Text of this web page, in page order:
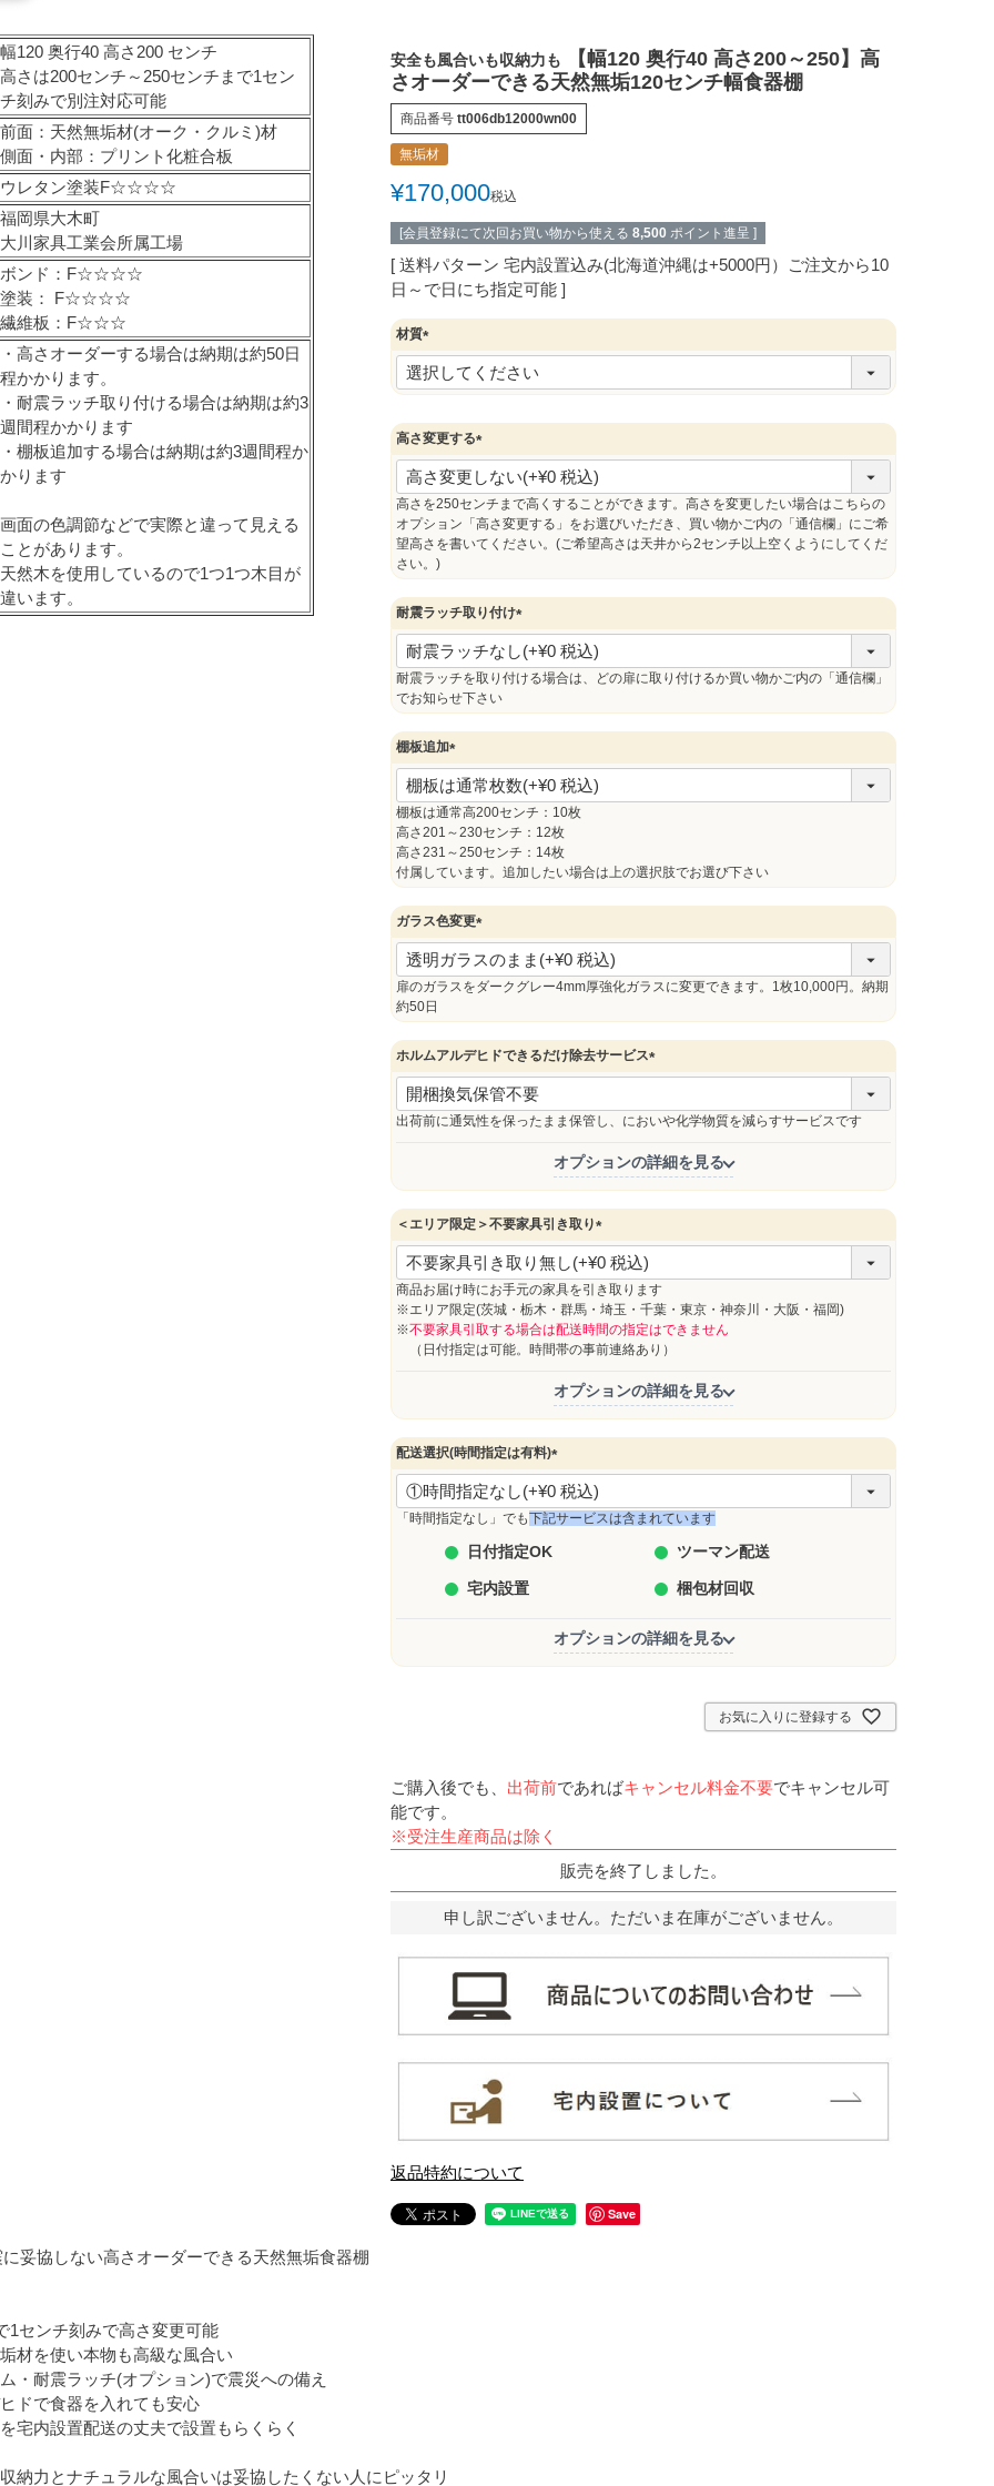
幅120 奥行40 高さ200 センチ
高さは200センチ～250センチまで1セン
チ刻みで別注対応可能
前面：天然無垢材(オーク・クルミ)材
側面・内部：プリント化粧合板
ウレタン塗装F☆☆☆☆
福岡県大木町
大川家具工業会所属工場
ボンド：F☆☆☆☆
塗装： F☆☆☆☆
繊維板：F☆☆☆
・高さオーダーする場合は納期は約50日
程かかります。
・耐震ラッチ取り付ける場合は納期は約3
週間程かかります
・棚板追加する場合は納期は約3週間程か
かります
画面の色調節などで実際と違って見える
ことがあります。
天然木を使用しているので1つ1つ木目が
違います。
安全も風合いも収納力も
【幅120 奥行40 高さ200～250】高
さオーダーできる天然無垢120センチ幅食器棚
商品番号 tt006db12000wn00
無垢材
¥170,000税込
[会員登録にて次回お買い物から使える 8,500 ポイント進呈 ]
送料パターン 宅内設置込み(北海道沖縄は+5000円）ご注文から10
日～で日にち指定可能
材質
(
必
須
高さ変更する
(
必
須
)
高さを250センチまで高くすることができます。高さを変更したい場合はこちらの
オプション「高さ変更する」をお選びいただき、買い物かご内の「通信欄」にご希
望高さを書いてください。(ご希望高さは天井から2センチ以上空くようにしてくだ
さい。)
耐震ラッチ取り付け
(
必
須
耐震ラッチを取り付ける場合は、どの扉に取り付けるか買い物かご内の「通信欄」
でお知らせ下さい
棚板追加
(
必
須
)
棚板は通常高200センチ：10枚
高さ201～230センチ：12枚
高さ231～250センチ：14枚
付属しています。追加したい場合は上の選択肢でお選び下さい
ガラス色変更
(
必
須
扉のガラスをダークグレー4mm厚強化ガラスに変更できます。1枚10,000円。納期
約50日
ホルムアルデヒドできるだけ除去サービス
(
須
出荷前に通気性を保ったまま保管し、においや化学物質を減らすサービスです
オプションの詳細を見る
＜エリア限定＞不要家具引き取り
(
必
須
商品お届け時にお手元の家具を引き取ります
※エリア限定(茨城・栃木・群馬・埼玉・千葉・東京・神奈川・大阪・福岡)
※不要家具引取する場合は配送時間の指定はできません
（日付指定は可能。時間帯の事前連絡あり）
オプションの詳細を見る
配送選択(時間指定は有料)
(
必
須
「時間指定なし」でも下記サービスは含まれています
日付指定OK ツーマン配送
宅内設置 梱包材回収
オプションの詳細を見る
お気に入りに登録する
ご購入後でも、 出荷前であればキャンセル料金不要でキャンセル可
能です。
※受注生産商品は除く
販売を終了しました。
申し訳ございません。ただいま在庫がございません。
返品特約について
Save
妥協しない高さオーダーできる天然無垢食器棚
1センチ刻みで高さ変更可能
材を使い本物も高級な風合い
・耐震ラッチ(オプション)で震災への備え
ドで食器を入れても安心
宅内設置配送の丈夫で設置もらくらく
納力とナチュラルな風合いは妥協したくない人にピッタリ